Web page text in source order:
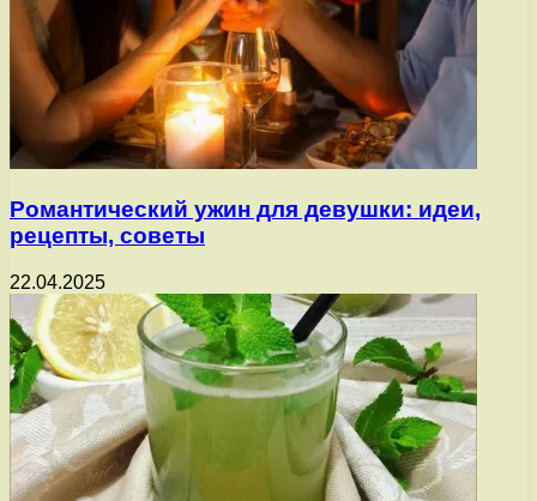
Романтический ужин для девушки: идеи,
рецепты, советы
22.04.2025